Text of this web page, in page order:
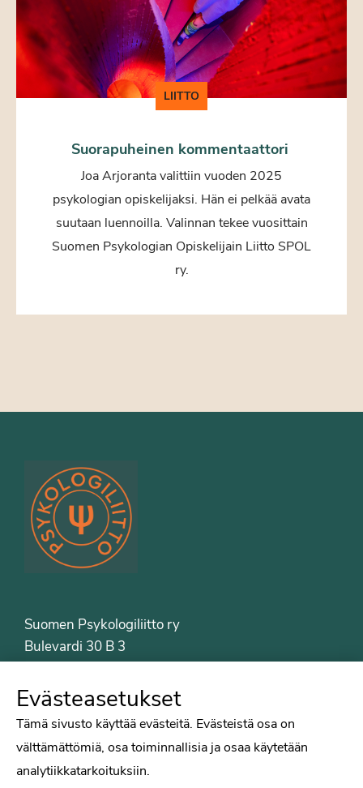
LIITTO
Suorapuheinen kommentaattori
Joa Arjoranta valittiin vuoden 2025
psykologian opiskelijaksi. Hän ei pelkää avata
suutaan luennoilla. Valinnan tekee vuosittain
Suomen Psykologian Opiskelijain Liitto SPOL
ry.
Suomen Psykologiliitto ry
Bulevardi 30 B 3
Puh. 09-6122 9122
Psykologiliiton sivut
Tiede
Evästeasetukset
Tämä sivusto käyttää evästeitä. Evästeistä osa on
välttämättömiä, osa toiminnallisia ja osaa käytetään
analytiikkatarkoituksiin.